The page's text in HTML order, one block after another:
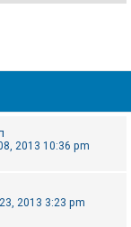
2013 10:36 pm
2013 3:23 pm